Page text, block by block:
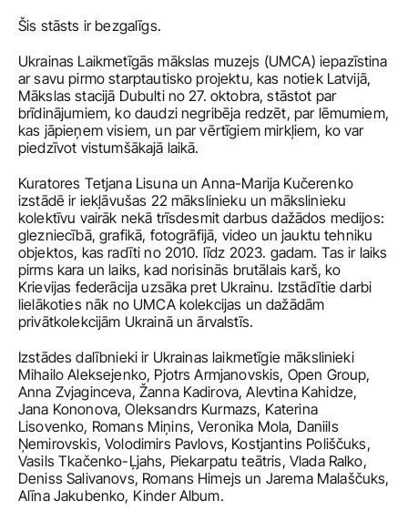
Šis stāsts ir bezgalīgs.
Ukrainas Laikmetīgās mākslas muzejs (UMCA) iepazīstina
ar savu pirmo starptautisko projektu, kas notiek Latvijā,
Mākslas stacijā Dubulti no 27. oktobra, stāstot par
brīdinājumiem, ko daudzi negribēja redzēt, par lēmumiem,
kas jāpieņem visiem, un par vērtīgiem mirkļiem, ko var
piedzīvot vistumšākajā laikā.
Kuratores Tetjana Lisuna un Anna-Marija Kučerenko
izstādē ir iekļāvušas 22 mākslinieku un mākslinieku
kolektīvu vairāk nekā trīsdesmit darbus dažādos medijos:
glezniecībā, grafikā, fotogrāfijā, video un jauktu tehniku
objektos, kas radīti no 2010. līdz 2023. gadam. Tas ir laiks
pirms kara un laiks, kad norisinās brutālais karš, ko
Krievijas federācija uzsāka pret Ukrainu. Izstādītie darbi
lielākoties nāk no UMCA kolekcijas un dažādām
privātkolekcijām Ukrainā un ārvalstīs.
Izstādes dalībnieki ir Ukrainas laikmetīgie mākslinieki
Mihailo Aleksejenko, Pjotrs Armjanovskis, Open Group,
Anna Zvjaginceva, Žanna Kadirova, Alevtina Kahidze,
Jana Kononova, Oleksandrs Kurmazs, Katerina
Lisovenko, Romans Miņins, Veronika Mola, Daniils
Ņemirovskis, Volodimirs Pavlovs, Kostjantins Poliščuks,
Vasils Tkačenko-Ļjahs, Piekarpatu teātris, Vlada Ralko,
Deniss Salivanovs, Romans Himejs un Jarema Malaščuks,
Alīna Jakubenko, Kinder Album.